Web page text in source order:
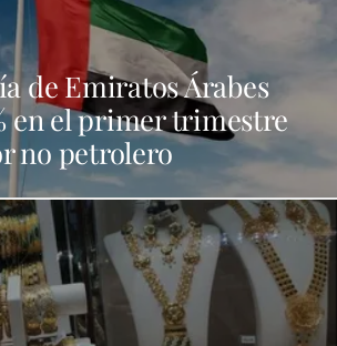
de Emiratos Árabes
en el primer trimestre
no petrolero